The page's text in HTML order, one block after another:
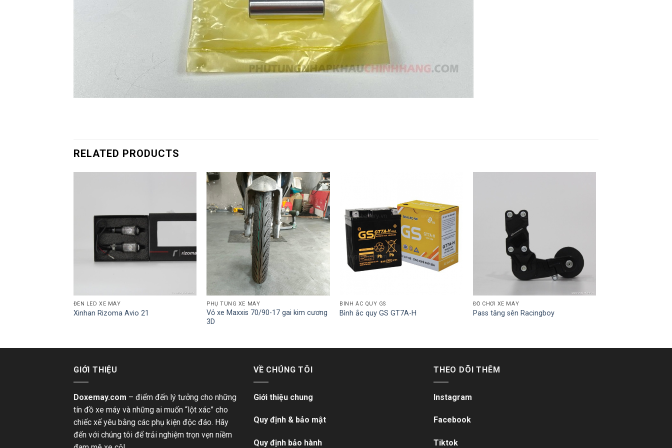
RELATED PRODUCTS
ĐÈN LED XE MÁY
Xinhan Rizoma Avio 21
PHỤ TÙNG XE MÁY
Vỏ xe Maxxis 70/90-17 gai kim cương
3D
BÌNH ẮC QUY GS
Bình ắc quy GS GT7A-H
ĐỒ CHƠI XE MÁY
Pass tăng sên Racingboy
GIỚI THIỆU
Doxemay.com – điểm đến lý tưởng cho những
tín đồ xe máy và những ai muốn “lột xác” cho
chiếc xế yêu bằng các phụ kiện độc đáo. Hãy
đến với chúng tôi để trải nghiệm trọn vẹn niềm
VỀ CHÚNG TÔI
Giới thiệu chung
Quy định & bảo mật
Quy định bảo hành
THEO DÕI THÊM
Instagram
Facebook
Tiktok